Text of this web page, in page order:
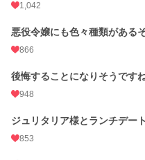
1,042
悪役令嬢にも色々種類がある
866
後悔することになりそうです
948
ジュリタリア様とランチデー
853